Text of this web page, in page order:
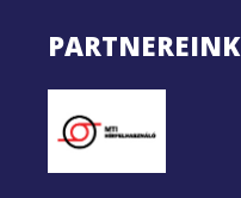
PARTNEREINK